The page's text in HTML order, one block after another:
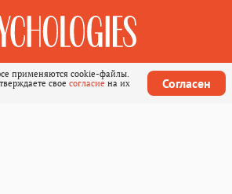
применяются cookie-файлы.
свое согласие на их
Согласен